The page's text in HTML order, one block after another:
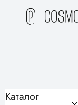
консультации.
Каталог